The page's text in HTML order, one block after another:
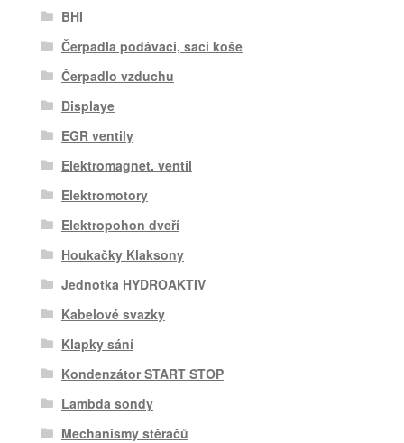
BHI
Čerpadla podávací, sací koše
Čerpadlo vzduchu
Displaye
EGR ventily
Elektromagnet. ventil
Elektromotory
Elektropohon dveří
Houkačky Klaksony
Jednotka HYDROAKTIV
Kabelové svazky
Klapky sání
Kondenzátor START STOP
Lambda sondy
Mechanismy stěračů